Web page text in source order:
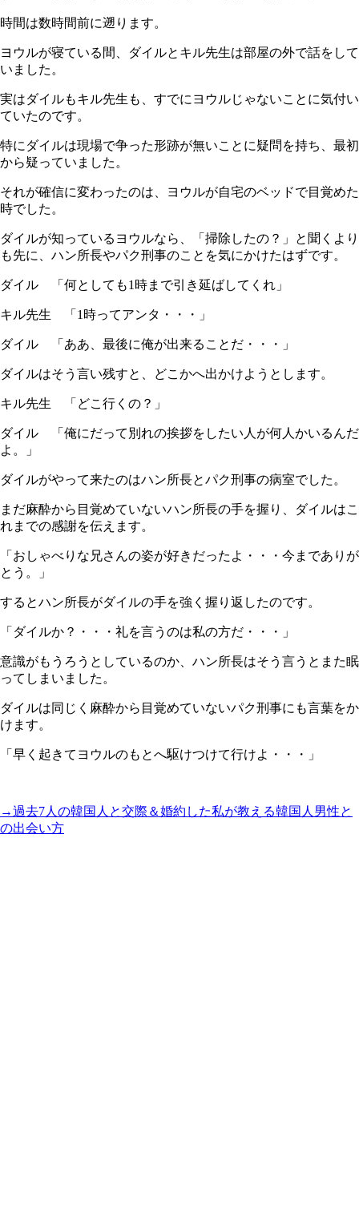
時間は数時間前に遡ります。
ヨウルが寝ている間、ダイルとキル先生は部屋の外で話をして
いました。
実はダイルもキル先生も、すでにヨウルじゃないことに気付い
ていたのです。
特にダイルは現場で争った形跡が無いことに疑問を持ち、最初
から疑っていました。
それが確信に変わったのは、ヨウルが自宅のベッドで目覚めた
時でした。
ダイルが知っているヨウルなら、「掃除したの？」と聞くより
も先に、ハン所長やパク刑事のことを気にかけたはずです。
ダイル 「何としても1時まで引き延ばしてくれ」
キル先生 「1時ってアンタ・・・」
ダイル 「ああ、最後に俺が出来ることだ・・・」
ダイルはそう言い残すと、どこかへ出かけようとします。
キル先生 「どこ行くの？」
ダイル 「俺にだって別れの挨拶をしたい人が何人かいるんだ
よ。」
ダイルがやって来たのはハン所長とパク刑事の病室でした。
まだ麻酔から目覚めていないハン所長の手を握り、ダイルはこ
れまでの感謝を伝えます。
「おしゃべりな兄さんの姿が好きだったよ・・・今までありが
とう。」
するとハン所長がダイルの手を強く握り返したのです。
「ダイルか？・・・礼を言うのは私の方だ・・・」
意識がもうろうとしているのか、ハン所長はそう言うとまた眠
ってしまいました。
ダイルは同じく麻酔から目覚めていないパク刑事にも言葉をか
けます。
「早く起きてヨウルのもとへ駆けつけて行けよ・・・」
→過去7人の韓国人と交際＆婚約した私が教える韓国人男性と
の出会い方